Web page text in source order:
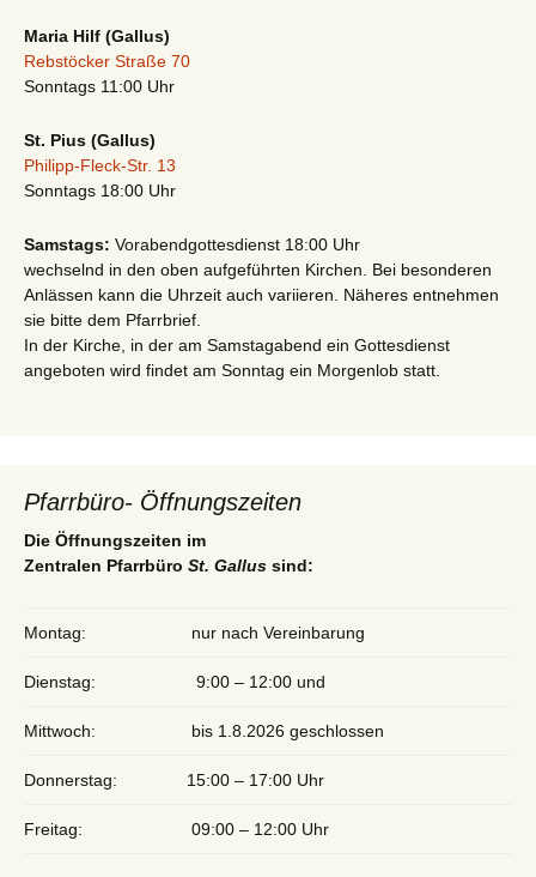
Maria Hilf (Gallus)
Rebstöcker Straße 70
Sonntags 11:00 Uhr
St. Pius (Gallus)
Philipp-Fleck-Str. 13
Sonntags 18:00 Uhr
Samstags: Vorabendgottesdienst 18:00 Uhr
wechselnd in den oben aufgeführten Kirchen. Bei besonderen
Anlässen kann die Uhrzeit auch variieren. Näheres entnehmen
sie bitte dem Pfarrbrief.
In der Kirche, in der am Samstagabend ein Gottesdienst
angeboten wird findet am Sonntag ein Morgenlob statt.
Pfarrbüro- Öffnungszeiten
Die Öffnungszeiten im
Zentralen Pfarrbüro St. Gallus sind:
Montag: nur nach Vereinbarung
Dienstag: 9:00 – 12:00 und
Mittwoch: bis 1.8.2026 geschlossen
Donnerstag: 15:00 – 17:00 Uhr
Freitag: 09:00 – 12:00 Uhr